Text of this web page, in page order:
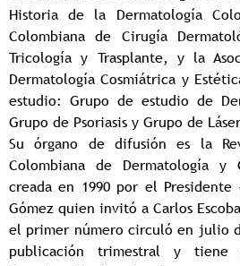
Historia de la Dermatología
Colombiana de Cirugía
Tricología y Trasplante, y la
Dermatología Cosmiátrica y
estudio: Grupo de estudio de
Grupo de Psoriasis y Grupo de
Su órgano de difusión es la
Colombiana de Dermatología y
creada en 1990 por el Presidente
Gómez quien invitó a Carlos
el primer número circuló en julio
publicación trimestral y